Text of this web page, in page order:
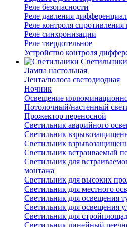
Реле безопасности
Реле давления
Реле контроля спротивления
Реле синхронизации
Реле твердотельное
Устройство контроля
Светильники
Лампа настольная
Лента/полоса светодиодная
Ночник
Освещение
Потолочный/настенный
Прожектор переносной
Светильник аварийного
Светильник
Светильник
Светильник встраиваемый
Светильник для
монтажа
Светильник для высоких
Светильник для местного
Светильник для освещения
Светильник для освещения
Светильник для
Светильник линейный